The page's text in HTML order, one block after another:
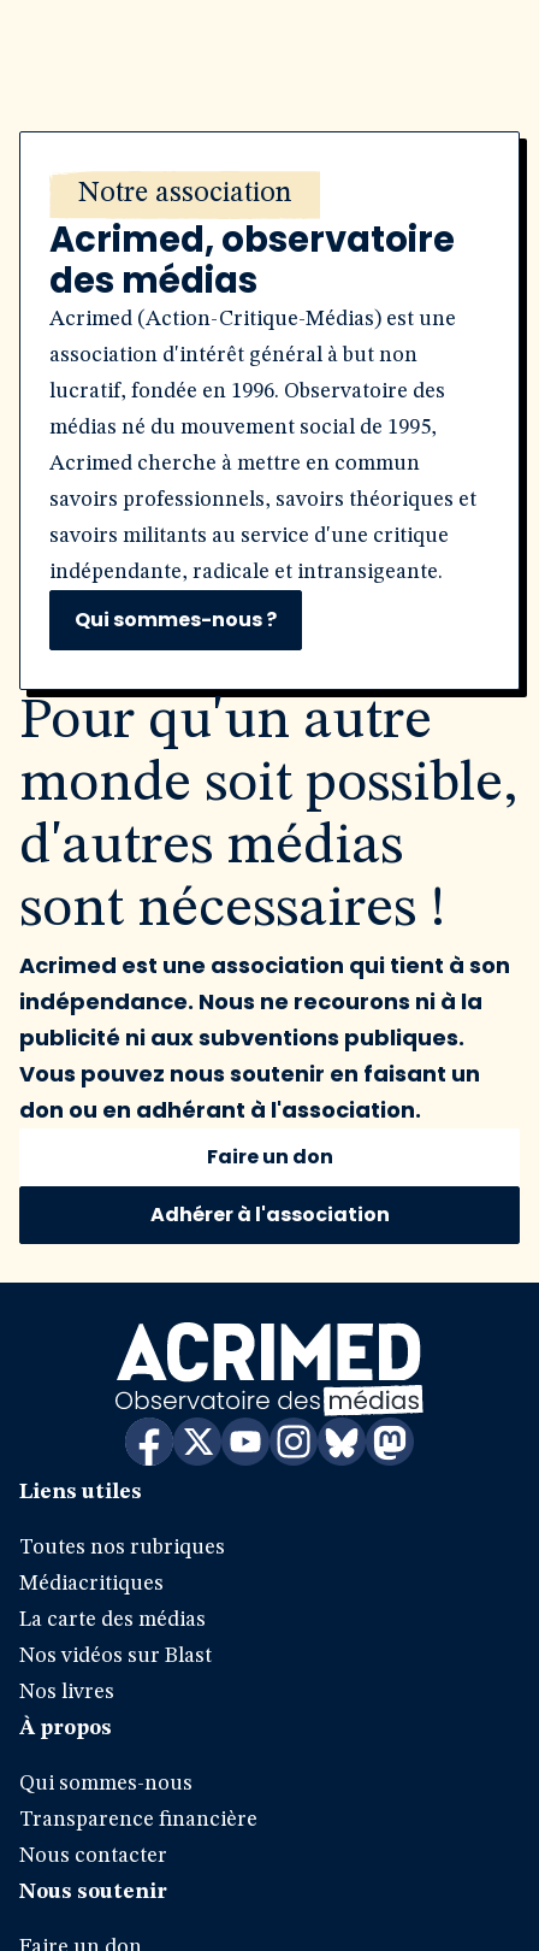
Notre association
Acrimed, observatoire
des médias
Acrimed (Action-Critique-Médias) est une
association d'intérêt général à but non
lucratif, fondée en 1996. Observatoire des
médias né du mouvement social de 1995,
Acrimed cherche à mettre en commun
savoirs professionnels, savoirs théoriques et
savoirs militants au service d'une critique
indépendante, radicale et intransigeante.
Qui sommes-nous ?
Pour qu'un autre
monde soit possible,
d'autres médias
sont nécessaires !
Acrimed est une association qui tient à son
indépendance. Nous ne recourons ni à la
publicité ni aux subventions publiques.
Vous pouvez nous soutenir en faisant un
don ou en adhérant à l'association.
Faire un don
Adhérer à l'association
Liens utiles
Toutes nos rubriques
Médiacritiques
La carte des médias
Nos vidéos sur Blast
Nos livres
À propos
Qui sommes-nous
Transparence financière
Nous contacter
Nous soutenir